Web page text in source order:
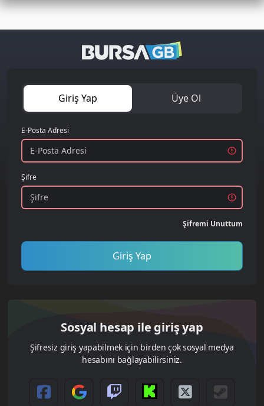
Giriş Yap Üye Ol
E-Posta Adresi
Şifre
Şifremi Unuttum
Giriş Yap
Sosyal hesap ile giriş yap
Şifresiz giriş yapabilmek için birden çok sosyal medya
hesabını bağlayabilirsiniz.